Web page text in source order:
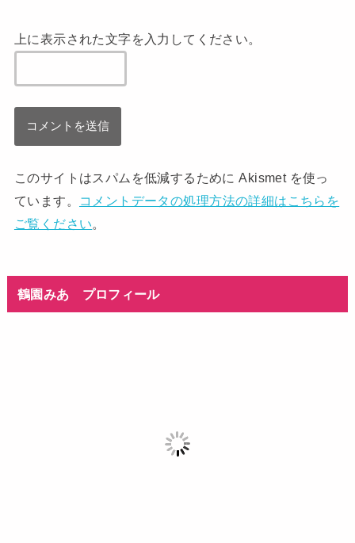
上に表示された文字を入力してください。
このサイトはスパムを低減するために Akismet を使っ
ています。
コメントデータの処理方法の詳細はこちらを
ご覧ください。
鶴園みあ プロフィール